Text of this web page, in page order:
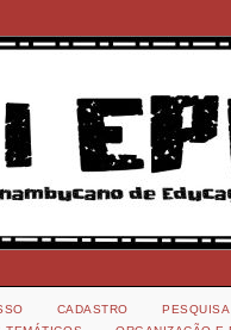
CADASTRO
PESQUISA